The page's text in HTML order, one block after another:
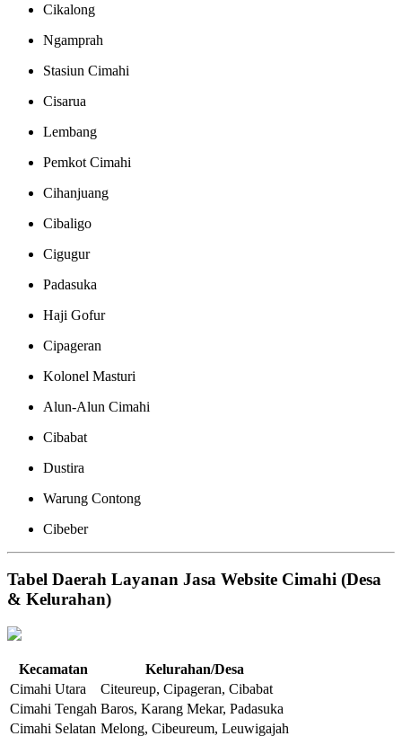
Cikalong
Ngamprah
Stasiun Cimahi
Cisarua
Lembang
Pemkot Cimahi
Cihanjuang
Cibaligo
Cigugur
Padasuka
Haji Gofur
Cipageran
Kolonel Masturi
Alun-Alun Cimahi
Cibabat
Dustira
Warung Contong
Cibeber
Tabel Daerah Layanan Jasa Website Cimahi (Desa
& Kelurahan)
Kecamatan
Kelurahan/Desa
Cimahi Utara
Citeureup, Cipageran, Cibabat
Cimahi Tengah Baros, Karang Mekar, Padasuka
Cimahi Selatan Melong, Cibeureum, Leuwigajah